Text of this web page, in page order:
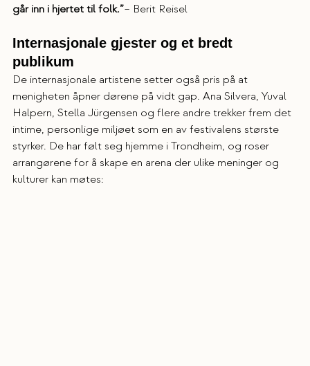
går inn i hjertet til folk.”– Berit Reisel
Internasjonale gjester og et bredt
publikum
De internasjonale artistene setter også pris på at
menigheten åpner dørene på vidt gap. Ana Silvera, Yuval
Halpern, Stella Jürgensen og flere andre trekker frem det
intime, personlige miljøet som en av festivalens største
styrker. De har følt seg hjemme i Trondheim, og roser
arrangørene for å skape en arena der ulike meninger og
kulturer kan møtes: